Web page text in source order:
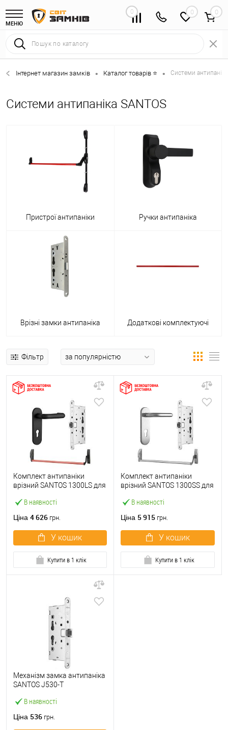
МЕНЮ
0 0
Інтернет магазин замків • Каталог товарів ⭐ • Системи
Системи антипаніка SANTOS
Пристрої антипаніки Ручки антипаніка
Врізні замки антипаніка Додаткові комплектуючі
Фільтр
В наявності
Комплект антипаніки
врізний SANTOS 1300LS для
чорний/червоний
Ціна 4 626 грн.
У кошик
Купити в 1 клік
В наявності
Комплект антипаніки
врізний SANTOS 1300SS для
нікель сатин/нержавіюча
Ціна 5 915 грн.
У кошик
Купити в 1 клік
В наявності
Механізм замка антипаніка
SANTOS J530-T
стулки
Ціна 536 грн.